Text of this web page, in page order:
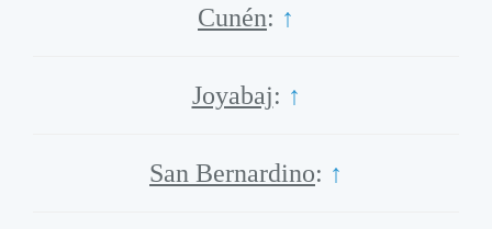
Cunén: ↑
Joyabaj: ↑
San Bernardino: ↑